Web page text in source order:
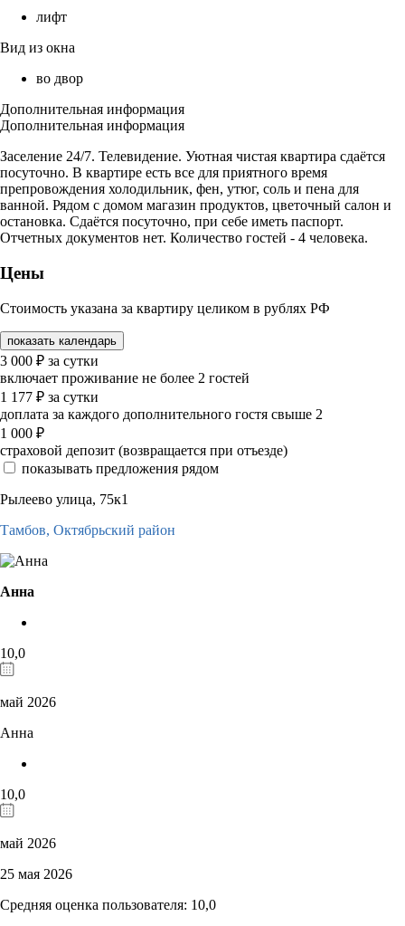
лифт
Вид из окна
во двор
Дополнительная информация
Дополнительная информация
Заселение 24/7. Телевидение. Уютная чистая квартира сдаётся
посуточно. В квартире есть все для приятного время
препровождения холодильник, фен, утюг, соль и пена для
ванной. Рядом с домом магазин продуктов, цветочный салон и
остановка. Сдаётся посуточно, при себе иметь паспорт.
Отчетных документов нет. Количество гостей - 4 человека.
Цены
Стоимость указана за квартиру целиком в рублях РФ
показать календарь
3 000 ₽ за сутки
включает проживание не более 2 гостей
1 177 ₽ за сутки
доплата за каждого дополнительного гостя свыше 2
1 000 ₽
страховой депозит (возвращается при отъезде)
показывать предложения рядом
Рылеево улица, 75к1
Тамбов, Октябрьский район
Анна
10,0
май 2026
Анна
10,0
май 2026
25 мая 2026
Средняя оценка пользователя: 10,0